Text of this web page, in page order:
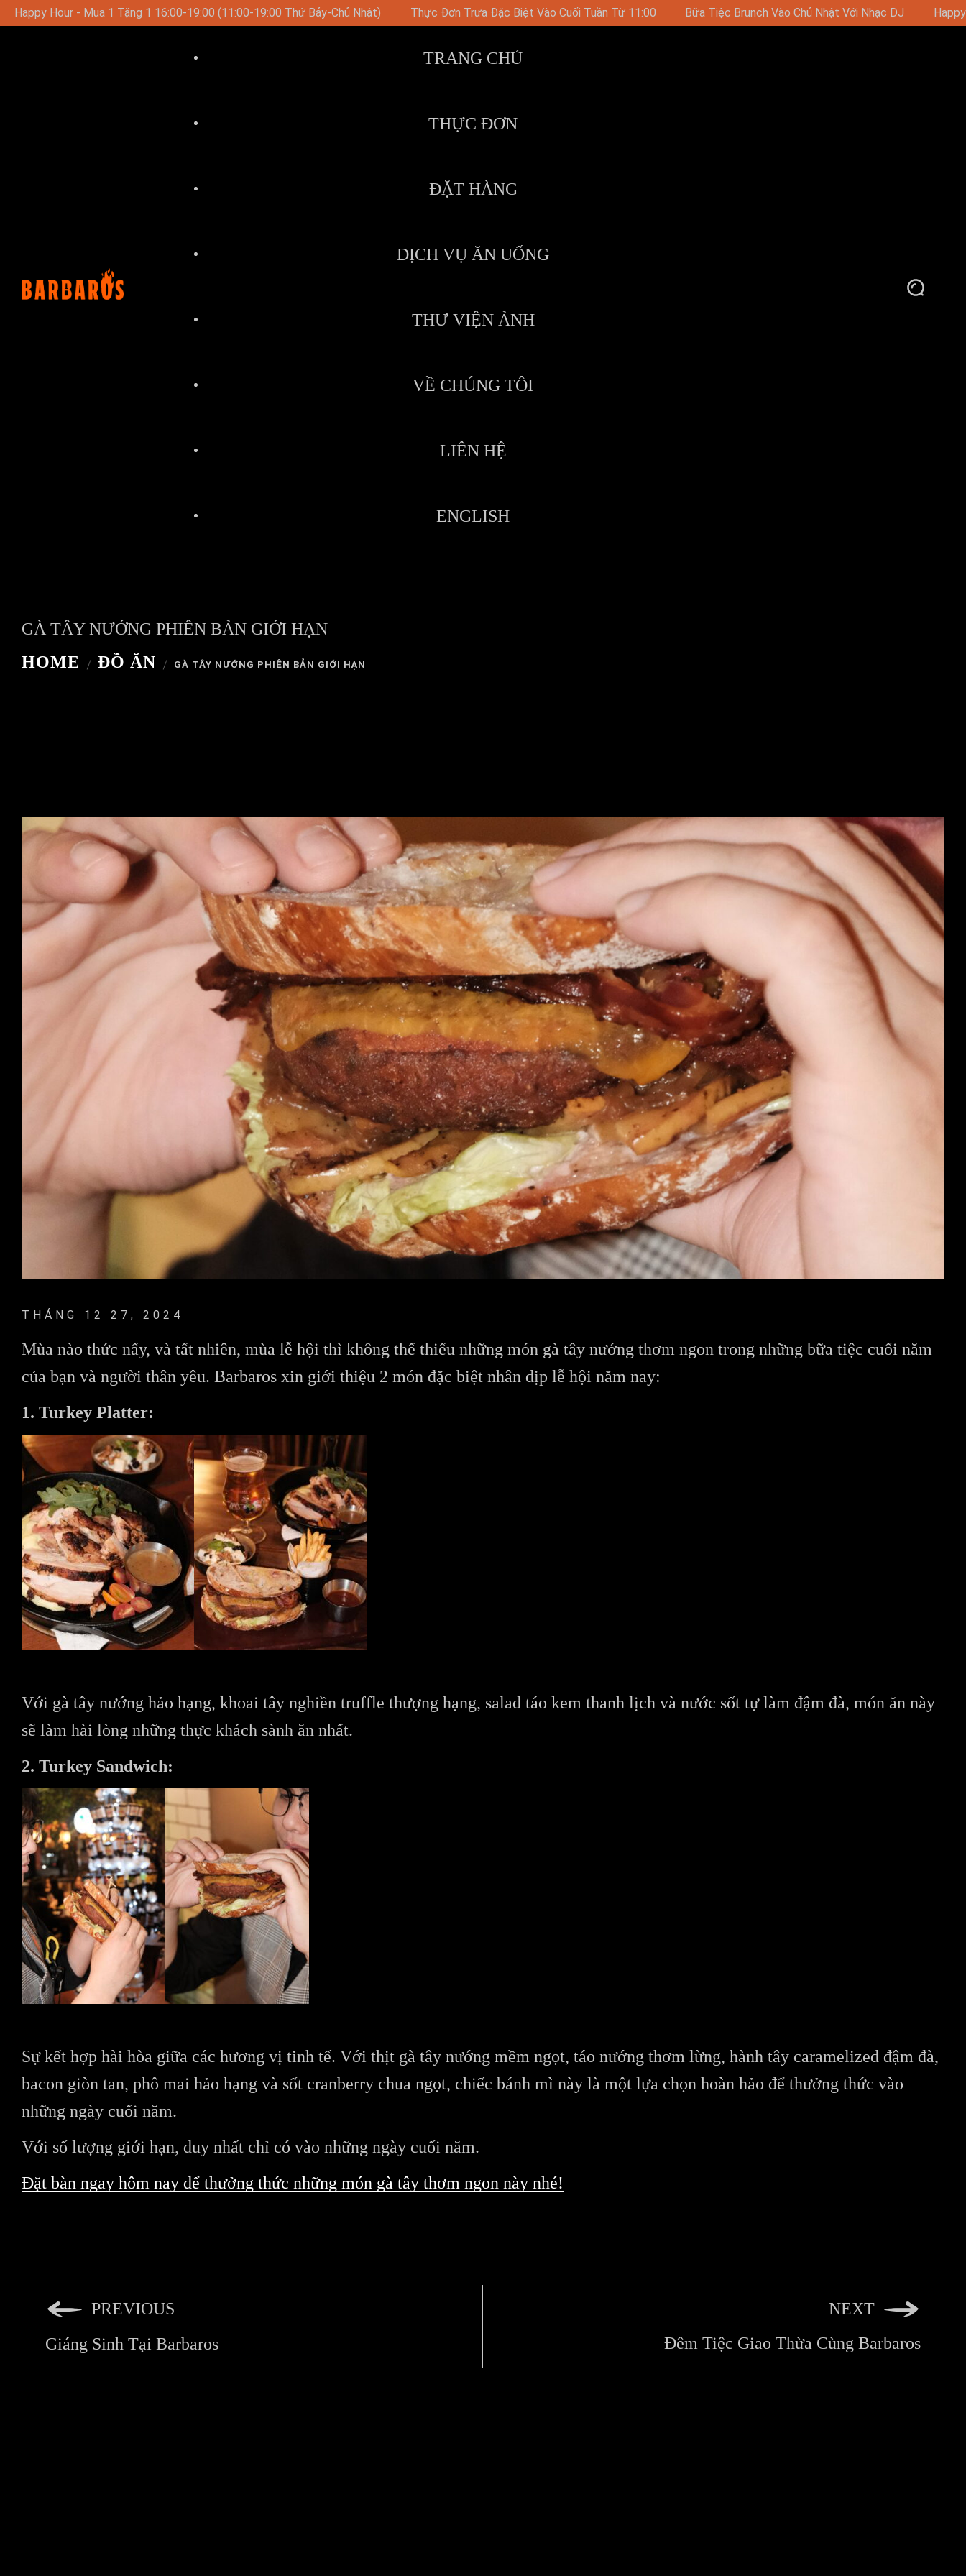
19:00 Thứ Bảy-Chủ Nhật) Thực Đơn Trưa Đặc Biệt Vào Cuối Tuần Từ 11:00 Bữa Tiệc Brunch Vào Chủ Nhật Với Nhạc DJ Happy Hour - Mua 1 Tặng 1 16:00-19:00 (11:00-19:00
TRANG CHỦ
THỰC ĐƠN
ĐẶT HÀNG
DỊCH VỤ ĂN UỐNG
THƯ VIỆN ẢNH
VỀ CHÚNG TÔI
LIÊN HỆ
ENGLISH
GÀ TÂY NƯỚNG PHIÊN BẢN GIỚI HẠN
HOME
ĐỒ ĂN GÀ TÂY NƯỚNG PHIÊN BẢN GIỚI HẠN
THÁNG 12 27, 2024
Mùa nào thức nấy, và tất nhiên, mùa lễ hội thì không thể thiếu những món gà tây nướng thơm ngon trong những bữa tiệc cuối năm
của bạn và người thân yêu. Barbaros xin giới thiệu 2 món đặc biệt nhân dịp lễ hội năm nay:
1. Turkey Platter:
Với gà tây nướng hảo hạng, khoai tây nghiền truffle thượng hạng, salad táo kem thanh lịch và nước sốt tự làm đậm đà, món ăn này
sẽ làm hài lòng những thực khách sành ăn nhất.
2. Turkey Sandwich:
Sự kết hợp hài hòa giữa các hương vị tinh tế. Với thịt gà tây nướng mềm ngọt, táo nướng thơm lừng, hành tây caramelized đậm đà,
bacon giòn tan, phô mai hảo hạng và sốt cranberry chua ngọt, chiếc bánh mì này là một lựa chọn hoàn hảo để thưởng thức vào
những ngày cuối năm.
Với số lượng giới hạn, duy nhất chỉ có vào những ngày cuối năm.
Đặt bàn ngay hôm nay để thưởng thức những món gà tây thơm ngon này nhé!
PREVIOUS
Giáng Sinh Tại Barbaros
NEXT
Đêm Tiệc Giao Thừa Cùng Barbaros